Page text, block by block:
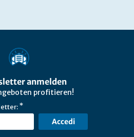
anmelden
profitieren!
Accedi